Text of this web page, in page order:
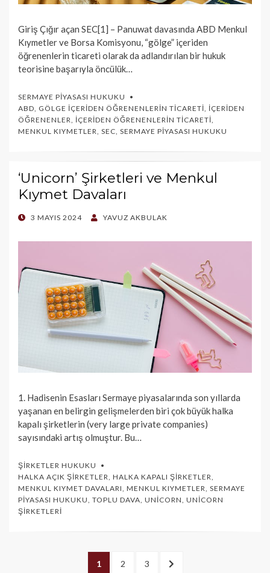
Giriş Çığır açan SEC[1] – Panuwat davasında ABD Menkul
Kıymetler ve Borsa Komisyonu, “gölge” içeriden
öğrenenlerin ticareti olarak da adlandırılan bir hukuk
teorisine başarıyla öncülük…
SERMAYE PIYASASI HUKUKU
ABD GÖLGE İÇERIDEN ÖĞRENENLERIN TICARETI İÇERIDEN
ÖĞRENENLER
İÇERIDEN ÖĞRENENLERIN TICARETI
MENKUL KIYMETLER SEC SERMAYE PIYASASI HUKUKU
‘Unicorn’ Şirketleri ve Menkul
Kıymet Davaları
POSTED
3 MAYIS 2024 YAVUZ AKBULAK
1. Hadisenin Esasları Sermaye piyasalarında son yıllarda
yaşanan en belirgin gelişmelerden biri çok büyük halka
kapalı şirketlerin (very large private companies)
sayısındaki artış olmuştur. Bu…
ŞIRKETLER HUKUKU
HALKA AÇIK ŞIRKETLER HALKA KAPALI ŞIRKETLER
MENKUL KIYMET DAVALARI MENKUL KIYMETLER SERMAYE
PIYASASI HUKUKU TOPLU DAVA UNICORN UNICORN
ŞIRKETLERI
PAGE
1 PAGE
2 PAGE
3
SONRAKI